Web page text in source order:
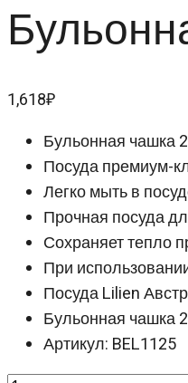
1,618₽
Бульонная чашка
Посуда премиум-
Легко мыть в
Прочная посуда
Сохраняет тепло
При
Посуда Lilien
Бульонная чашка
Артикул: BEL1125